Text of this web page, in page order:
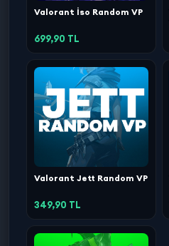
Valorant İso Random VP
699,90 TL
Valorant Jett Random VP
349,90 TL